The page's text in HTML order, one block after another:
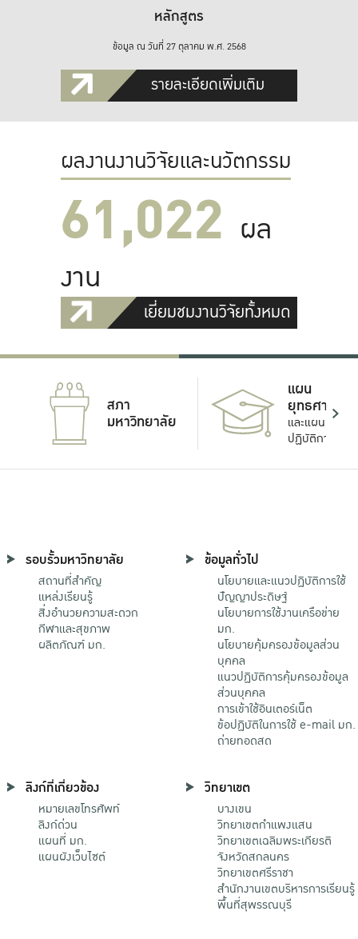
หลักสูตร
ข้อมูล ณ วันที่ 27 ตุลาคม พ.ศ. 2568
รายละเอียดเพิ่มเติม
ผลงานงานวิจัยและนวัตกรรม
61,022 ผล
งาน
เยี่ยมชมงานวิจัยทั้งหมด
สภา
มหาวิทยาลัย
แผน
ยุทธศาสตร์
และแผน
ปฏิบัติการ
รอบรั้วมหาวิทยาลัย
สถานที่สำคัญ
แหล่งเรียนรู้
สิ่งอำนวยความสะดวก
กีฬาและสุขภาพ
ผลิตภัณฑ์ มก.
ข้อมูลทั่วไป
นโยบายและแนวปฏิบัติการใช้
ปัญญาประดิษฐ์
นโยบายการใช้งานเครือข่าย
มก.
นโยบายคุ้มครองข้อมูลส่วน
บุคคล
แนวปฏิบัติการคุ้มครองข้อมูล
ส่วนบุคคล
การเข้าใช้อินเตอร์เน็ต
ข้อปฏิบัติในการใช้ e-mail มก.
ถ่ายทอดสด
ลิงก์ที่เกี่ยวข้อง
หมายเลขโทรศัพท์
ลิงก์ด่วน
แผนที่ มก.
แผนผังเว็บไซต์
วิทยาเขต
บางเขน
วิทยาเขตกําแพงแสน
วิทยาเขตเฉลิมพระเกียรติ
จังหวัดสกลนคร
วิทยาเขตศรีราชา
สำนักงานเขตบริหารการเรียนรู้
พื้นที่สุพรรณบุรี